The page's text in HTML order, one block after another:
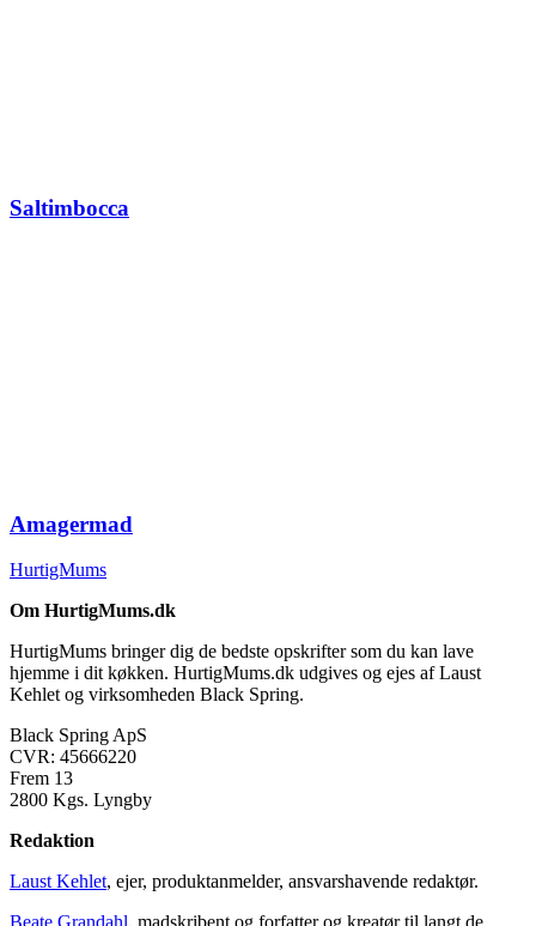
Saltimbocca
Amagermad
HurtigMums
Om HurtigMums.dk
HurtigMums bringer dig de bedste opskrifter som du kan lave
hjemme i dit køkken. HurtigMums.dk udgives og ejes af Laust
Kehlet og virksomheden Black Spring.
Black Spring ApS
CVR: 45666220
Frem 13
2800 Kgs. Lyngby
Redaktion
Laust Kehlet, ejer, produktanmelder, ansvarshavende redaktør.